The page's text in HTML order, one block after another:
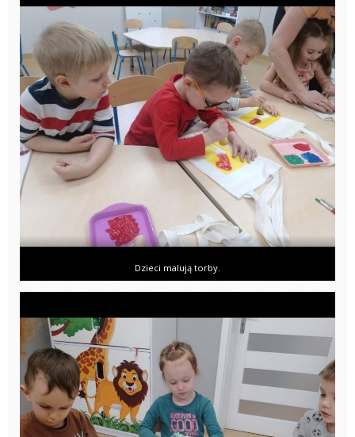
Dzieci malują torby.